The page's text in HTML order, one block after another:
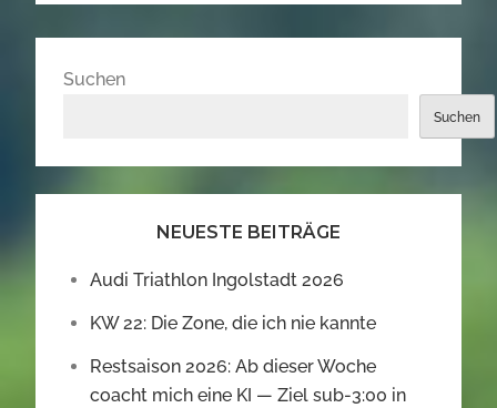
Suchen
Suchen
NEUESTE BEITRÄGE
Audi Triathlon Ingolstadt 2026
KW 22: Die Zone, die ich nie kannte
Restsaison 2026: Ab dieser Woche
coacht mich eine KI — Ziel sub-3:00 in